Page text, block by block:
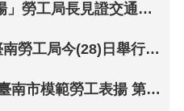
「新希望家園 幸福好職場」勞工局長見證交通局工會與市府簽訂團體協約 讚許公部門推動勞動權益保障、落實良好勞資關係
「強化工會協商技巧」臺南勞工局今(28)日舉行集體協商研習會，王局長勉勵「和諧勞資關係 永續企業經營」因應美國關稅影響政府提供勞工各項支持性協助方案
『勞工之光 感恩有您』 臺南市模範勞工表揚 第二場次盛大舉行